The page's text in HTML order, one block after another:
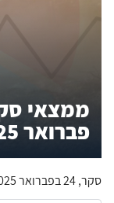
ממצאי
פברואר 2025
סקר, 24 בפברואר 2025